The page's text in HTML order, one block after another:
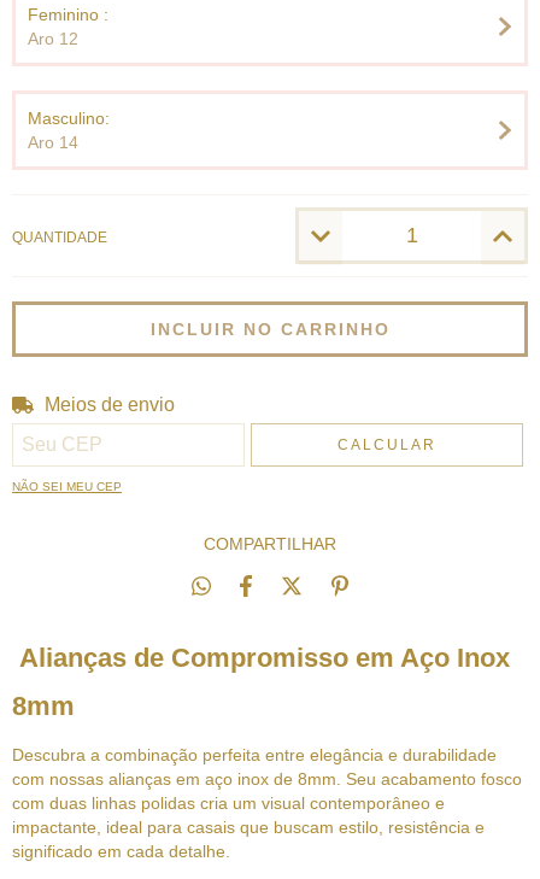
Feminino :
Aro 12
Masculino:
Aro 14
QUANTIDADE
Entregas para o CEP:
Meios de envio
CALCULAR
NÃO SEI MEU CEP
COMPARTILHAR
Alianças de Compromisso em Aço Inox
8mm
Descubra a combinação perfeita entre elegância e durabilidade
com nossas alianças em aço inox de 8mm. Seu acabamento fosco
com duas linhas polidas cria um visual contemporâneo e
impactante, ideal para casais que buscam estilo, resistência e
significado em cada detalhe.